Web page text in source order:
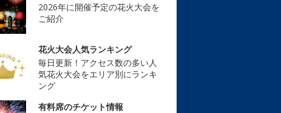
2026年に開催予定の花火大会を
ご紹介
花火大会人気ランキング
毎日更新！アクセス数の多い人
気花火大会をエリア別にランキ
ング
有料席のチケット情報